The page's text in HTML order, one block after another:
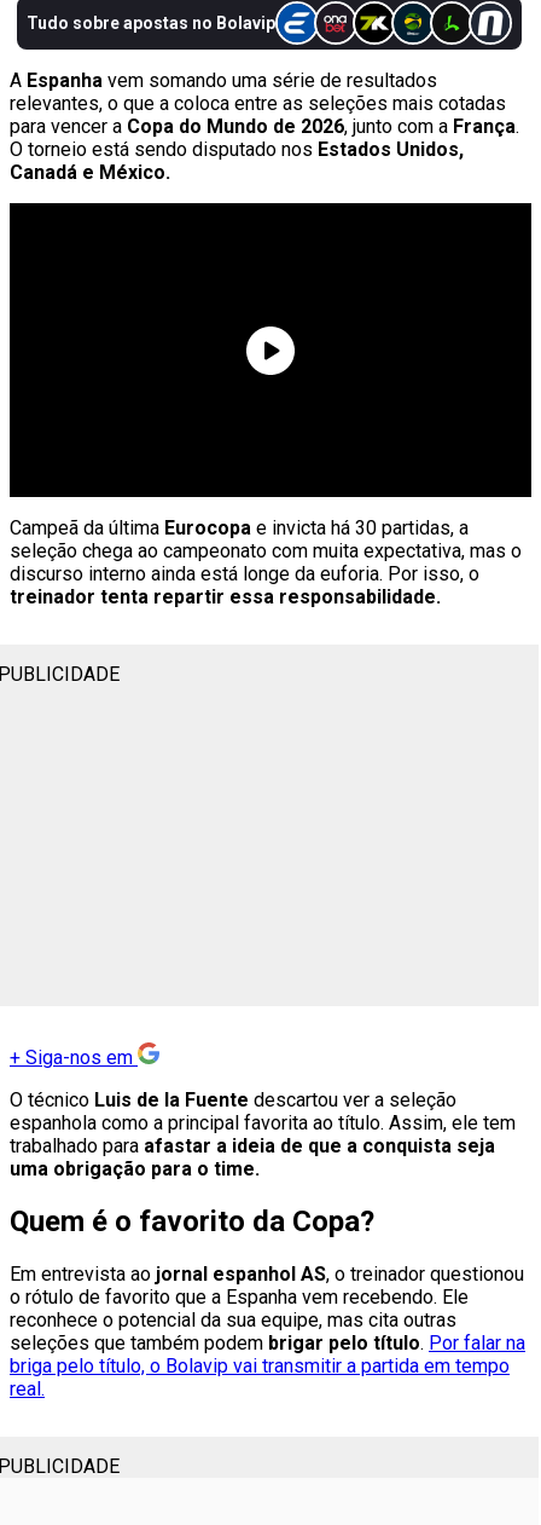
A Espanha vem somando uma série de resultados
relevantes, o que a coloca entre as seleções mais cotadas
para vencer a Copa do Mundo de 2026, junto com a França.
O torneio está sendo disputado nos Estados Unidos,
Canadá e México.
Campeã da última Eurocopa e invicta há 30 partidas, a
seleção chega ao campeonato com muita expectativa, mas o
discurso interno ainda está longe da euforia. Por isso, o
treinador tenta repartir essa responsabilidade.
+ Siga-nos em
O técnico Luis de la Fuente descartou ver a seleção
espanhola como a principal favorita ao título. Assim, ele tem
trabalhado para afastar a ideia de que a conquista seja
uma obrigação para o time.
Quem é o favorito da Copa?
Em entrevista ao jornal espanhol AS, o treinador questionou
o rótulo de favorito que a Espanha vem recebendo. Ele
reconhece o potencial da sua equipe, mas cita outras
seleções que também podem brigar pelo título. Por falar na
briga pelo título, o Bolavip vai transmitir a partida em tempo
real.